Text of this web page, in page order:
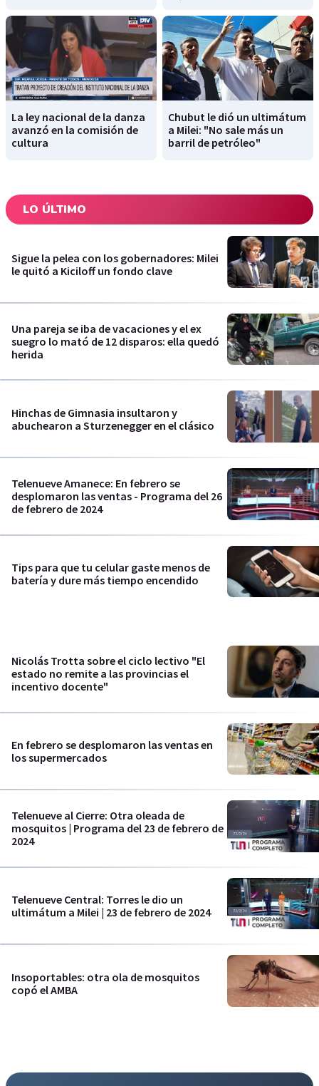
La ley nacional de la danza
avanzó en la comisión de
cultura
Chubut le dió un ultimátum
a Milei: "No sale más un
barril de petróleo"
LO ÚLTIMO
Sigue la pelea con los gobernadores: Milei
le quitó a Kiciloff un fondo clave
Una pareja se iba de vacaciones y el ex
suegro lo mató de 12 disparos: ella quedó
herida
Hinchas de Gimnasia insultaron y
abuchearon a Sturzenegger en el clásico
Telenueve Amanece: En febrero se
desplomaron las ventas - Programa del 26
de febrero de 2024
Tips para que tu celular gaste menos de
batería y dure más tiempo encendido
Nicolás Trotta sobre el ciclo lectivo "El
estado no remite a las provincias el
incentivo docente"
En febrero se desplomaron las ventas en
los supermercados
Telenueve al Cierre: Otra oleada de
mosquitos | Programa del 23 de febrero de
2024
Telenueve Central: Torres le dio un
ultimátum a Milei | 23 de febrero de 2024
Insoportables: otra ola de mosquitos
copó el AMBA